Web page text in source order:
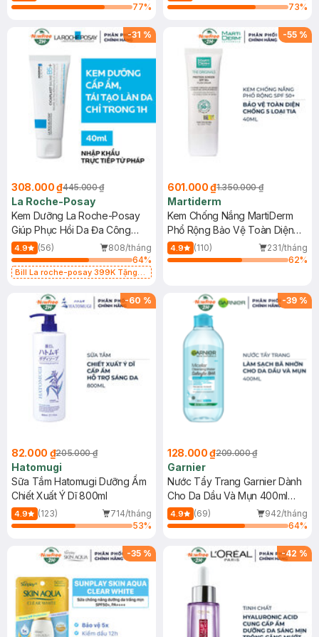
77%
73%
-31 %
308.000 ₫445.000 ₫
La Roche-Posay
Kem Dưỡng La Roche-Posay
Giúp Phục Hồi Da Đa Công
Dụng 40ml
4.9 (56)
808/tháng
64%
Bill La roche-posay 399K Tặng
(SL có hạn)
-55 %
601.000 ₫1.350.000 ₫
Martiderm
Kem Chống Nắng MartiDerm
Phổ Rộng Bảo Vệ Toàn Diện
40ml
4.9 (110)
231/tháng
62%
-60 %
82.000 ₫205.000 ₫
Hatomugi
Sữa Tắm Hatomugi Dưỡng Ẩm
Chiết Xuất Ý Dĩ 800ml
4.9 (123)
714/tháng
53%
-39 %
128.000 ₫209.000 ₫
Garnier
Nước Tẩy Trang Garnier Dành
Cho Da Dầu Và Mụn 400ml
(Mới)
4.9 (69)
942/tháng
64%
-35 % -42 %